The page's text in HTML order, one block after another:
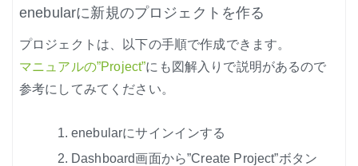
enebularに新規のプロジェクトを作る
プロジェクトは、以下の手順で作成できます。
マニュアルの”Project”にも図解入りで説明があるので
参考にしてみてください。
enebularにサインインする
Dashboard画面から”Create Project”ボタン